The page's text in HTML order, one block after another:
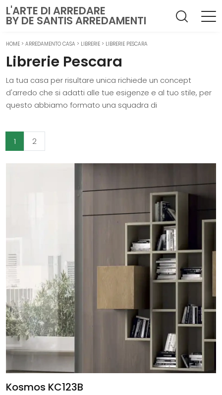
L'ARTE DI ARREDARE
BY DE SANTIS ARREDAMENTI
HOME > ARREDAMENTO CASA > LIBRERIE > LIBRERIE PESCARA
Librerie Pescara
La tua casa per risultare unica richiede un concept
d'arredo che si adatti alle tue esigenze e al tuo stile, per
questo abbiamo formato una squadra di
1 2
Kosmos KC123B